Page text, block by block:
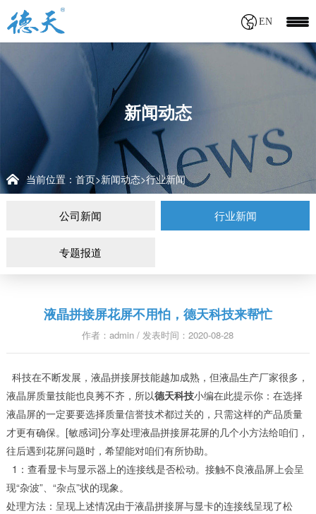
EN
新闻动态
当前位置： 首页>新闻动态>行业新闻
公司新闻 行业新闻
专题报道
液晶拼接屏花屏不用怕，德天科技来帮忙
作者：admin / 发表时间：2020-08-28
科技在不断发展，液晶拼接屏技能越加成熟，但液晶生产厂家很多，
液晶屏质量技能也良莠不齐，所以德天科技小编在此提示你：在选择
液晶屏的一定要要选择质量信誉技术都过关的，只需这样的产品质量
才更有确保。[敏感词]分享处理液晶拼接屏花屏的几个小方法给咱们，
往后遇到花屏问题时，希望能对咱们有所协助。
1：查看显卡与显示器上的连接线是否松动。接触不良液晶屏上会呈
现“杂波”、“杂点”状的现象。
处理方法：呈现上述情况由于液晶拼接屏与显卡的连接线呈现了松